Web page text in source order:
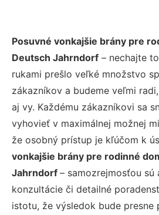
Posuvné vonkajšie brány pre
Deutsch Jahrndorf – nechajte
rukami prešlo veľké množstvo
zákazníkov a budeme veľmi
aj vy. Každému zákazníkovi sa
vyhovieť v maximálnej možnej
že osobný prístup je kľúčom k
vonkajšie brány pre rodinné
Jahrndorf – samozrejmosťou sú
konzultácie či detailné
istotu, že výsledok bude presne